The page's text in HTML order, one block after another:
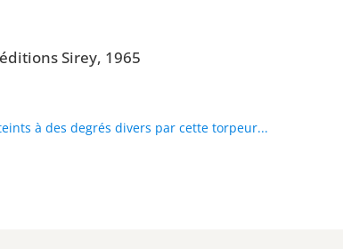
Sirey, 1965
à des degrés divers par cette torpeur...